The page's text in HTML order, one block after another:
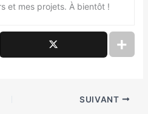
et mes projets. À bientôt !
SUIVANT